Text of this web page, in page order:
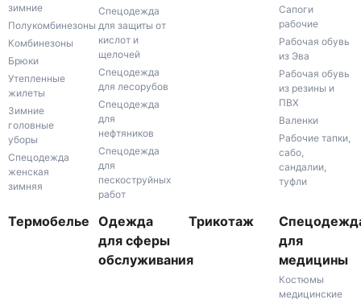
зимние
Полукомбинезоны
Комбинезоны
Брюки
Утепленные
жилеты
Зимние
головные
уборы
Спецодежда
женская
зимняя
Спецодежда
для защиты от
кислот и
щелочей
Спецодежда
для лесорубов
Спецодежда
для
нефтяников
Спецодежда
для
пескоструйных
работ
Сапоги
рабочие
Рабочая обувь
из Эва
Рабочая обувь
из резины и
ПВХ
Валенки
Рабочие тапки,
сабо,
сандалии,
туфли
Термобелье Одежда
для сферы
обслуживания
Трикотаж
для
медицины
Костюмы
медицинские